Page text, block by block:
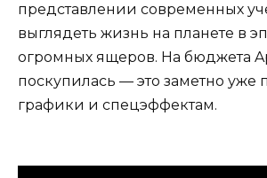
представлении современных
выглядеть жизнь на планете в
огромных ящеров. На бюджета
поскупилась — это заметно уже
графики и спецэффектам.